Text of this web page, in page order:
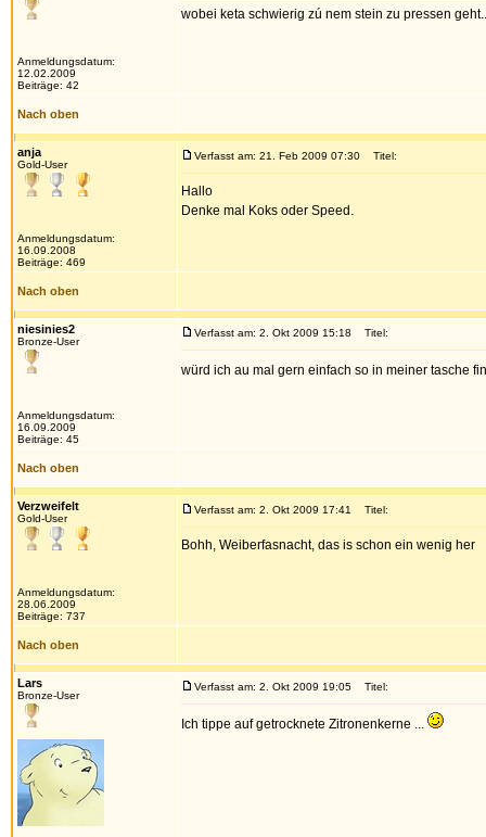
Anmeldungsdatum:
12.02.2009
Beiträge: 42
wobei keta schwierig zú nem stein zu pressen
Nach oben
anja
Gold-User
Anmeldungsdatum:
16.09.2008
Beiträge: 469
Verfasst am: 21. Feb 2009 07:30 Titel:
Hallo
Denke mal Koks oder Speed.
Nach oben
niesinies2
Bronze-User
Anmeldungsdatum:
16.09.2009
Beiträge: 45
Verfasst am: 2. Okt 2009 15:18 Titel:
würd ich au mal gern einfach so in meiner tasche
Nach oben
Verzweifelt
Gold-User
Anmeldungsdatum:
28.06.2009
Beiträge: 737
Verfasst am: 2. Okt 2009 17:41 Titel:
Bohh, Weiberfasnacht, das is schon ein wenig her
Nach oben
Lars
Bronze-User
Verfasst am: 2. Okt 2009 19:05 Titel:
Ich tippe auf getrocknete Zitronenkerne ...